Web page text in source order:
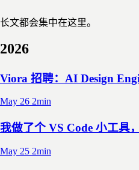
长文都会集中在这里。
2026
Viora 招聘：AI Design
May 26 2min
我做了个 VS Code 小工具
May 25 2min